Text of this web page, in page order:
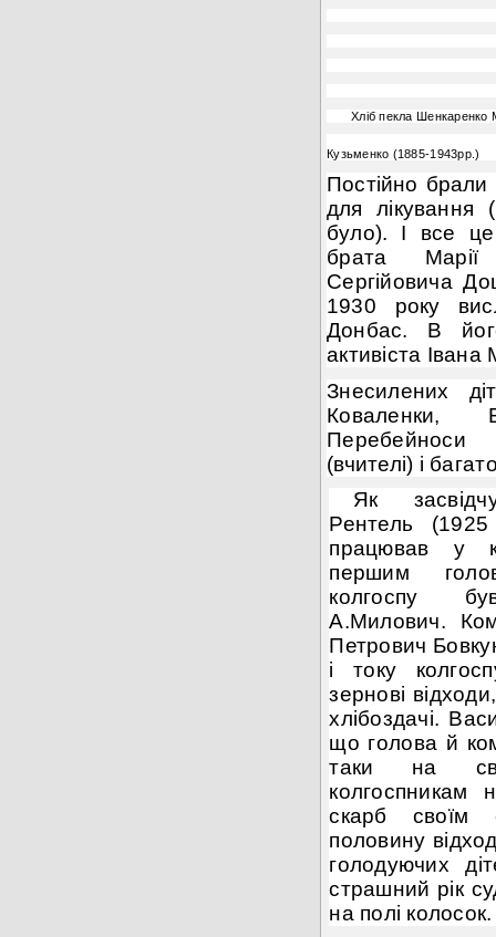
Хліб пекла
Кузьменко (1885-1943рр.)
Постійно
для лікування
було). І все
брата
Сергійовича
1930 року
Донбас. В
активіста
Знесилених
Коваленки,
Перебейноси
(вчителі) і
Як
Рентель
працював у
першим
колгоспу
А.Милович.
Петрович
і току
зернові
хлібоздачі.
що голова й
таки на
колгоспникам
скарб своїм
половину
голодуючих
страшний рік
на полі колосок.